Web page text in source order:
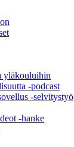
yläkouluihin
-podcast
-selvitystyö
-hanke